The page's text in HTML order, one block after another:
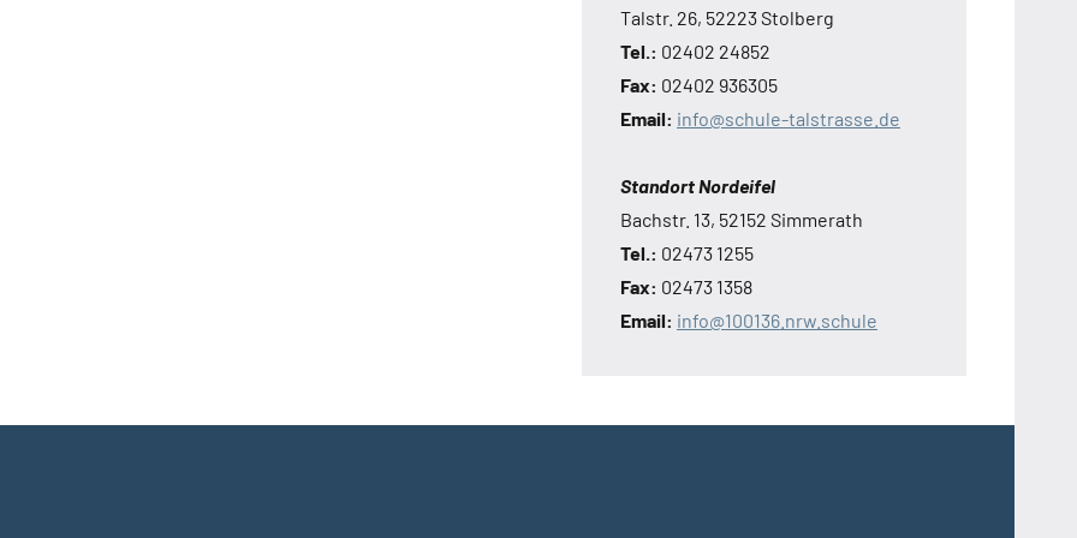
Talstr. 26, 52223 Stolberg
Tel.: 02402 24852
Fax: 02402 936305
Email: info@schule-talstrasse.de
Standort Nordeifel
Bachstr. 13, 52152 Simmerath
Tel.: 02473 1255
Fax: 02473 1358
Email: info@100136.nrw.schule